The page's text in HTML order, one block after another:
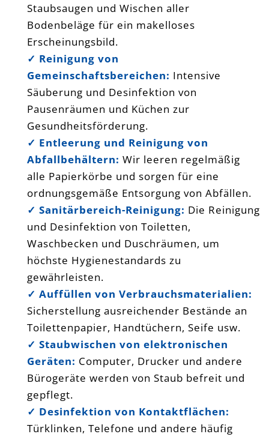
Staubsaugen und Wischen aller
Bodenbeläge für ein makelloses
Erscheinungsbild.
✓ Reinigung von
Gemeinschaftsbereichen: Intensive
Säuberung und Desinfektion von
Pausenräumen und Küchen zur
Gesundheitsförderung.
✓ Entleerung und Reinigung von
Abfallbehältern: Wir leeren regelmäßig
alle Papierkörbe und sorgen für eine
ordnungsgemäße Entsorgung von Abfällen.
✓ Sanitärbereich-Reinigung: Die Reinigung
und Desinfektion von Toiletten,
Waschbecken und Duschräumen, um
höchste Hygienestandards zu
gewährleisten.
✓ Auffüllen von Verbrauchsmaterialien:
Sicherstellung ausreichender Bestände an
Toilettenpapier, Handtüchern, Seife usw.
✓ Staubwischen von elektronischen
Geräten: Computer, Drucker und andere
Bürogeräte werden von Staub befreit und
gepflegt.
✓ Desinfektion von Kontaktflächen:
Türklinken, Telefone und andere häufig